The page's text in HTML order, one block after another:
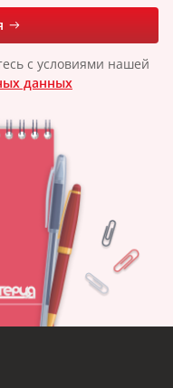
с условиями нашей
данных